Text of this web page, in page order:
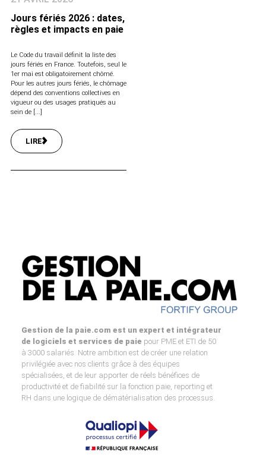
Jours fériés 2026 : dates,
règles et impacts en paie
Le Code du travail définit la liste des
jours fériés en France. Toutefois, seul le
1er mai est obligatoirement chômé.
Pour les autres jours fériés, le chômage
dépend des conventions collectives en
vigueur ou des usages pratiqués au
sein de [...]
LIRE
Gestion de la paie.com est un expert et intégrateur
de logiciels et services de paie pour PME et ETI de 50
à 3000 salariés. Notre ambition est de créer une relation
privilégiée avec nos clients grâce à des équipes
spécialisées, et de leur apporter de réels bénéfices de
productivité et de fiabilité sur la fonction paie, reporting et
RH dans une logique de dématérialisation des processus.